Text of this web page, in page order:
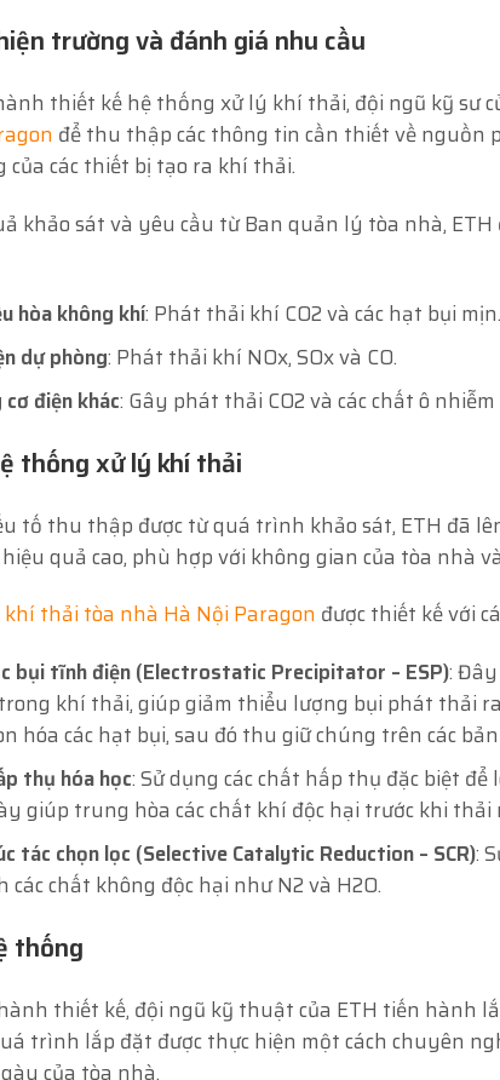
trường và đánh giá nhu cầu
thiết kế hệ thống xử lý khí thải, đội ngũ kỹ sư
để thu thập các thông tin cần thiết về nguồn
của các thiết bị tạo ra khí thải.
khảo sát và yêu cầu từ Ban quản lý tòa nhà,
hòa không khí: Phát thải khí CO2 và các hạt bụi mịn.
dự phòng: Phát thải khí NOx, SOx và CO.
cơ điện khác: Gây phát thải CO2 và các chất ô nhiễm
thống xử lý khí thải
tố thu thập được từ quá trình khảo sát, ETH đã
quả cao, phù hợp với không gian của tòa nhà
thải tòa nhà Hà Nội Paragon được thiết kế với
bụi tĩnh điện (Electrostatic Precipitator – ESP):
khí thải, giúp giảm thiểu lượng bụi phát thải
hóa các hạt bụi, sau đó thu giữ chúng trên các
thụ hóa học: Sử dụng các chất hấp thụ đặc biệt
giúp trung hòa các chất khí độc hại trước khi thải
tác chọn lọc (Selective Catalytic Reduction – SCR):
chất không độc hại như N2 và H2O.
thống
thiết kế, đội ngũ kỹ thuật của ETH tiến hành
trình lắp đặt được thực hiện một cách chuyên
của tòa nhà.